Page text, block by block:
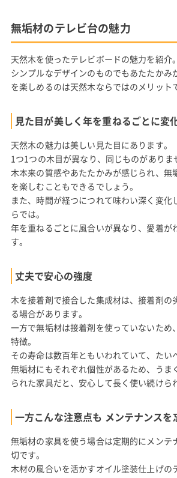
無垢材のテレビ台の魅力
天然木を使ったテレビボードの魅力を紹介。
シンプルなデザインのものでもあたたかみ
を楽しめるのは天然木ならではのメリット
見た目が美しく年を重ねるごとに変
天然木の魅力は美しい見た目にあります。
1つ1つの木目が異なり、同じものがありま
木本来の質感やあたたかみが感じられ、無
を楽しむこともできるでしょう。
また、時間が経つにつれて味わい深く変化
らでは。
年を重ねるごとに風合いが異なり、愛着が
す。
丈夫で安心の強度
木を接着剤で接合した集成材は、接着剤の
る場合があります。
一方で無垢材は接着剤を使っていないため
特徴。
その寿命は数百年ともいわれていて、たい
無垢材にもそれぞれ個性があるため、うま
られた家具だと、安心して長く使い続けら
一方こんな注意点も メンテナンスを
無垢材の家具を使う場合は定期的にメンテ
切です。
木材の風合いを活かすオイル塗装仕上げの